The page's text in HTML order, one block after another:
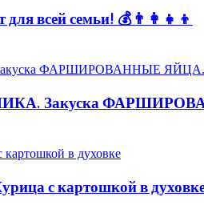
всей семьи! 💰👨👩👧👦
Закуска
с картошкой в